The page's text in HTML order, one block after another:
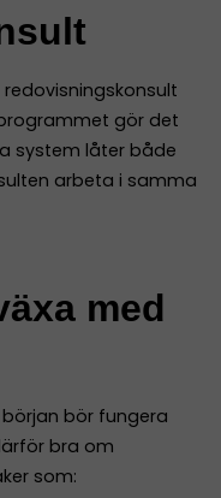
gör det
system låter både
arbeta i samma
med
bör fungera
bra om
som: